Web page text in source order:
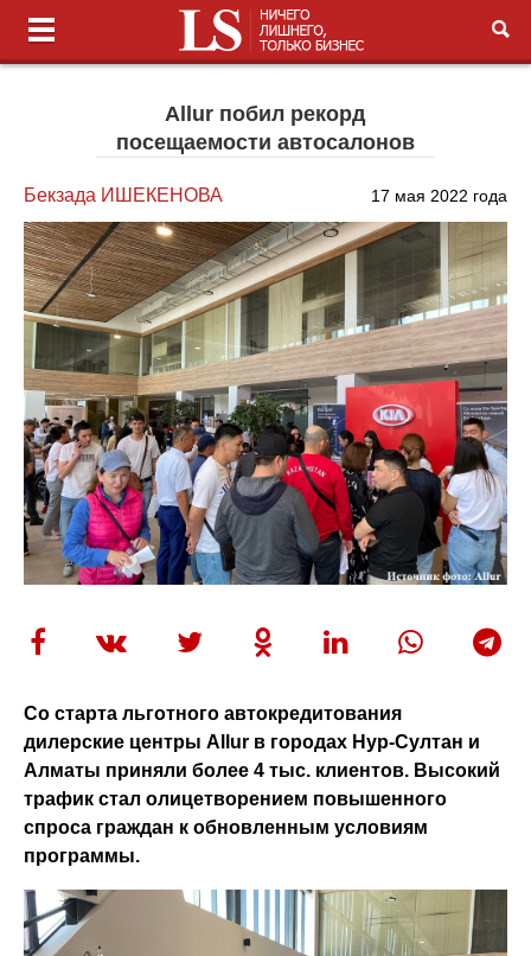
Allur побил рекорд
посещаемости автосалонов
Бекзада ИШЕКЕНОВА 17 мая 2022 года
Со старта льготного автокредитования
дилерские центры Allur в городах Нур-Султан и
Алматы приняли более 4 тыс. клиентов. Высокий
трафик стал олицетворением повышенного
спроса граждан к обновленным условиям
программы.